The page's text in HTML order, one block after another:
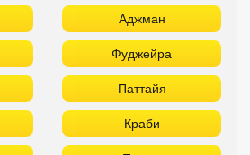
Аджман
Фуджейра
Паттайя
Краби